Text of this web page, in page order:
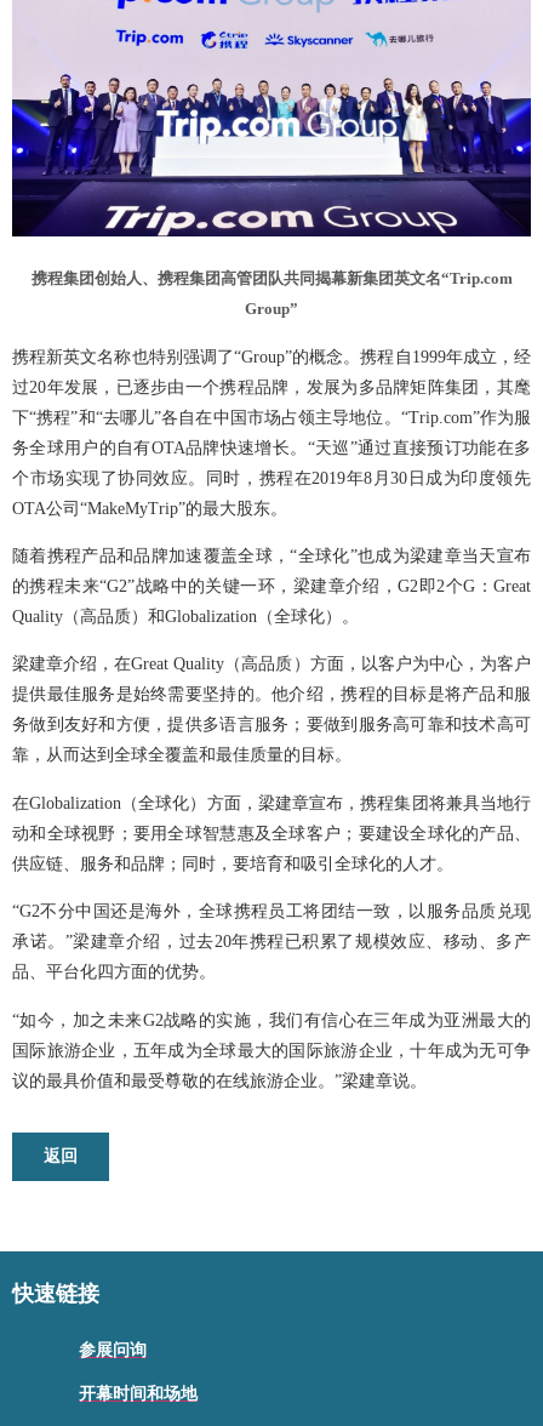
携程集团创始人、携程集团高管团队共同揭幕新集团英文名“Trip.com
Group”
携程新英文名称也特别强调了“Group”的概念。携程自1999年成立，经
过20年发展，已逐步由一个携程品牌，发展为多品牌矩阵集团，其麾
下“携程”和“去哪儿”各自在中国市场占领主导地位。“Trip.com”作为服
务全球用户的自有OTA品牌快速增长。“天巡”通过直接预订功能在多
个市场实现了协同效应。同时，携程在2019年8月30日成为印度领先
OTA公司“MakeMyTrip”的最大股东。
随着携程产品和品牌加速覆盖全球，“全球化”也成为梁建章当天宣布
的携程未来“G2”战略中的关键一环，梁建章介绍，G2即2个G：Great
Quality（高品质）和Globalization（全球化）。
梁建章介绍，在Great Quality（高品质）方面，以客户为中心，为客户
提供最佳服务是始终需要坚持的。他介绍，携程的目标是将产品和服
务做到友好和方便，提供多语言服务；要做到服务高可靠和技术高可
靠，从而达到全球全覆盖和最佳质量的目标。
在Globalization（全球化）方面，梁建章宣布，携程集团将兼具当地行
动和全球视野；要用全球智慧惠及全球客户；要建设全球化的产品、
供应链、服务和品牌；同时，要培育和吸引全球化的人才。
“G2不分中国还是海外，全球携程员工将团结一致，以服务品质兑现
承诺。”梁建章介绍，过去20年携程已积累了规模效应、移动、多产
品、平台化四方面的优势。
“如今，加之未来G2战略的实施，我们有信心在三年成为亚洲最大的
国际旅游企业，五年成为全球最大的国际旅游企业，十年成为无可争
议的最具价值和最受尊敬的在线旅游企业。”梁建章说。
返回
快速链接
参展问询
开幕时间和场地